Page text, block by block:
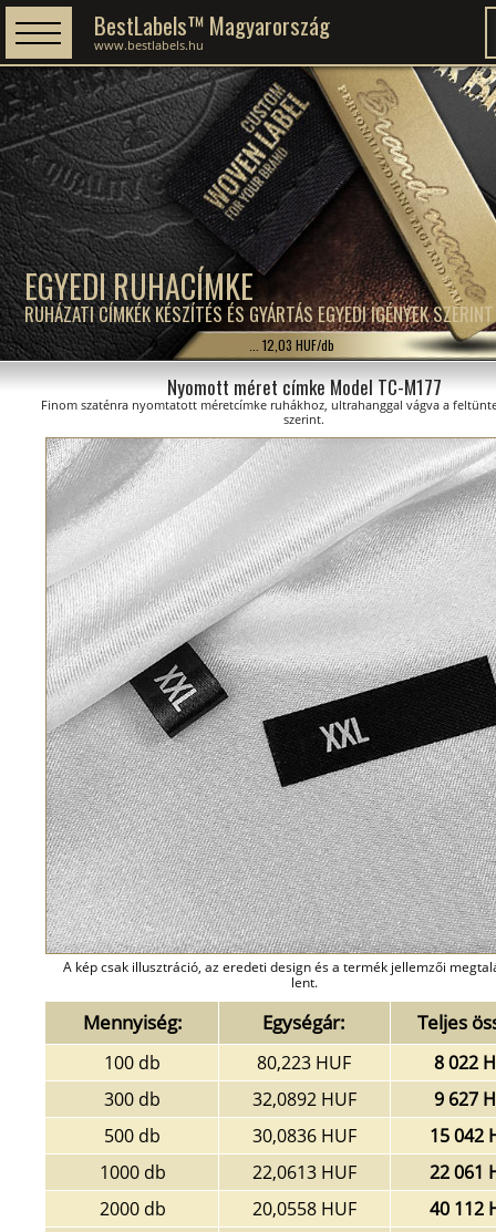
EGYEDI RUHACÍMKE
RUHÁZATI CÍMKÉK KÉSZÍTÉS ÉS GYÁRTÁS EGYEDI IGÉNYEK SZERINT
BestLabels™ Magyarország
www.bestlabels.hu
... 12,03 HUF/db
Nyomott méret címke Model TC-M177
Finom szaténra nyomtatott méretcímke ruhákhoz, ultrahanggal vágva a
szerint.
A kép csak illusztráció, az eredeti design és a termék jellemzői
lent.
Mennyiség: Egységár: Teljes
100 db 80,223 HUF
8 022
300 db
32,0892 HUF
9 627
500 db
30,0836 HUF
15 042
1000 db
22,0613 HUF
22 061
2000 db
20,0558 HUF
40 112